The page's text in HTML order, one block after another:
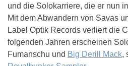
und die Solokarriere, die er nun
Mit dem Abwandern von Savas
Label Optik Records verliert die
folgenden Jahren erscheinen
Fumanschu und Big Derill Mack,